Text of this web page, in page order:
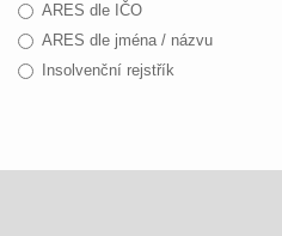
ARES dle IČO
ARES dle jména / názvu
Insolvenční rejstřík